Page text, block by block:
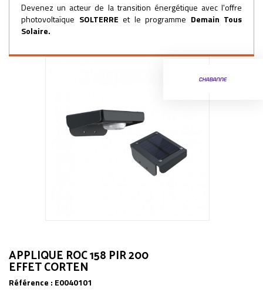
Devenez un acteur de la transition énergétique avec l'offre
photovoltaïque SOLTERRE et le programme Demain Tous
Solaire.
APPLIQUE ROC 158 PIR 200
EFFET CORTEN
Référence : E0040101